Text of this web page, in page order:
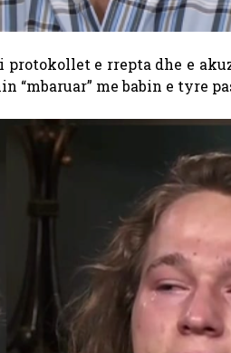
protokollet e rrepta dhe e
me babin e tyre